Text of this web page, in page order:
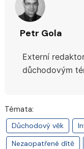
Petr Gola
Externí
důchodovým
Témata:
Důchodový věk
Nezaopatřené dítě